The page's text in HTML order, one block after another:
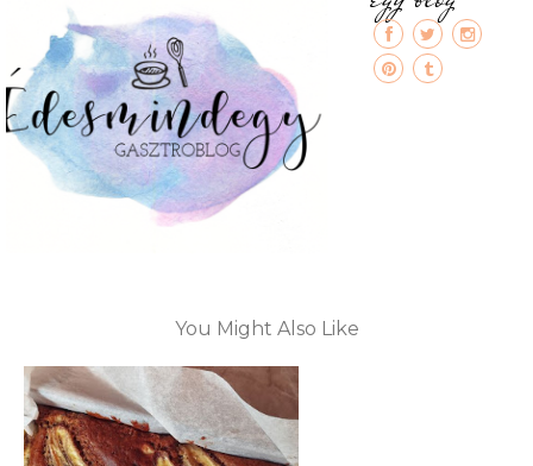
You Might Also Like